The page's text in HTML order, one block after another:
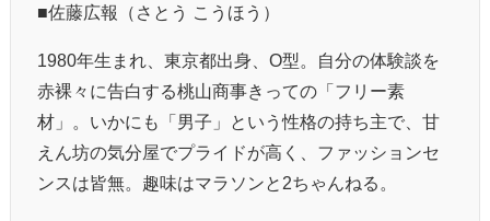
■佐藤広報（さとう こうほう）
1980年生まれ、東京都出身、O型。自分の体験談を
赤裸々に告白する桃山商事きっての「フリー素
材」。いかにも「男子」という性格の持ち主で、甘
えん坊の気分屋でプライドが高く、ファッションセ
ンスは皆無。趣味はマラソンと2ちゃんねる。